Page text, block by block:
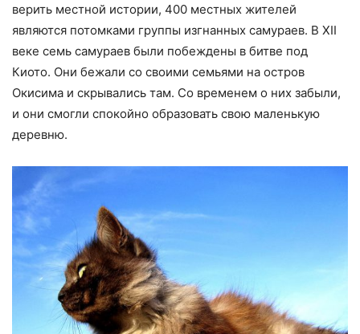
верить местной истории, 400 местных жителей
являются потомками группы изгнанных самураев. В XII
веке семь самураев были побеждены в битве под
Киото. Они бежали со своими семьями на остров
Окисима и скрывались там. Со временем о них забыли,
и они смогли спокойно образовать свою маленькую
деревню.